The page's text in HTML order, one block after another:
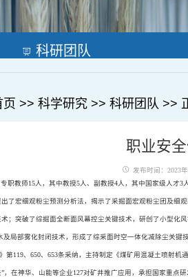
科研团队
页 >> 科学研究>> 科研团队 >>
职业安
发布时间：2023
职教师15人，其中教授5人、副教授4人，其中国家级人才
了宏细观粉尘预测分析法，揭示了采掘面宏观粉尘团及细
；突破了综掘面全断面风幕控尘关键技术，研创了小型化
及局部雾化封闭技术，形成了综采面时空一体化减除尘关键
第119、 650、 653条采纳，主持制定《煤矿用混凝土喷射机
，在神华、山能等企业127对矿井推广应用，承担国家重点